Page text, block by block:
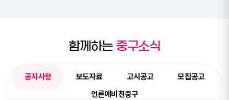
함께하는 중구소식
공지사항 보도자료 고시공고
모집공고
언론에비친중구